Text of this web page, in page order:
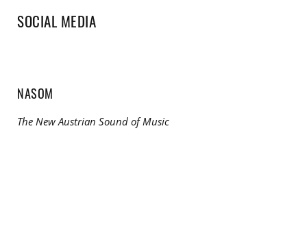
SOCIAL MEDIA
NASOM
The New Austrian Sound of Music